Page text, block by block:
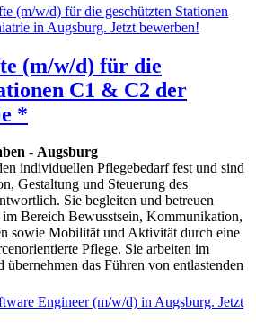
(m/w/d) für die
C1 & C2 der
*
- Augsburg
individuellen Pflegebedarf fest und sind
Gestaltung und Steuerung des
Sie begleiten und betreuen
Bereich Bewusstsein, Kommunikation,
sowie Mobilität und Aktivität durch eine
Pflege. Sie arbeiten im
übernehmen das Führen von entlastenden